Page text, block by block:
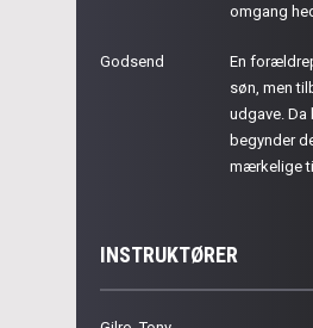
omgang
Godsend
En
søn, men
udgave. Da
begynder
mærkelige
INSTRUKTØRER